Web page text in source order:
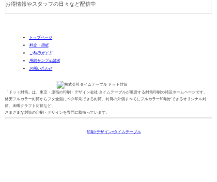
お得情報やスタッフの日々など配信中
「ドット封筒」は、東京・原宿の印刷・デザイン会社 タイムテーブルが運営する封筒印刷の特設ホームページです。
格安フルカラー封筒からフタ全面にベタ印刷できる封筒、封筒の外側すべてにフルカラー印刷ができるオリジナル封
筒、未晒クラフト封筒など、
さまざまな封筒の印刷・デザインを専門に取扱っています。
トップページ
料金・用紙
ご利用ガイド
用紙サンプル請求
お問い合わせ
印刷+デザイン=タイムテーブル